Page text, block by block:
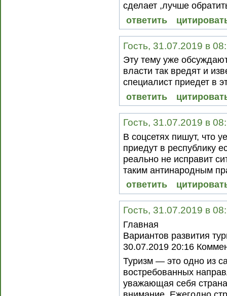
сделает ,лучше
ответить
Гость, 31.07.2019 в
Эту тему уже
власти так вредят и
специалист приедет в
ответить
Гость, 31.07.2019 в
В соцсетях пишут, что
приедут в республику
реально не исправит
таким антинародным
ответить
Гость, 31.07.2019 в
Главная
Вариантов развития
30.07.2019 20:16
Туризм — это одно из
востребованных
уважающая себя